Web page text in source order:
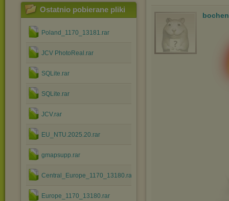
Ostatnio pobierane pliki
Poland_1170_13181.rar
JCV PhotoReal.rar
SQLite.rar
SQLite.rar
JCV.rar
EU_NTU.2025.20.rar
gmapsupp.rar
Central_Europe_1170_13180.rar
Europe_1170_13180.rar